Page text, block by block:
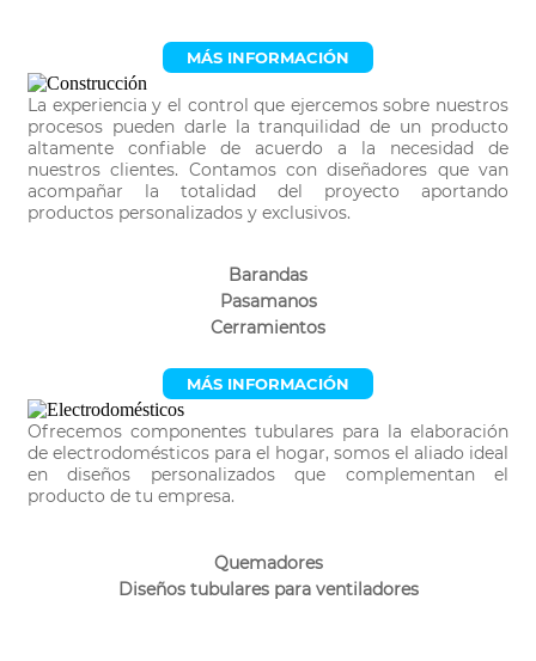
MÁS INFORMACIÓN
La experiencia y el control que ejercemos sobre nuestros
procesos pueden darle la tranquilidad de un producto
altamente confiable de acuerdo a la necesidad de
nuestros clientes. Contamos con diseñadores que van
acompañar la totalidad del proyecto aportando
productos personalizados y exclusivos.
Barandas
Pasamanos
Cerramientos
MÁS INFORMACIÓN
Ofrecemos componentes tubulares para la elaboración
de electrodomésticos para el hogar, somos el aliado ideal
en diseños personalizados que complementan el
producto de tu empresa.
Quemadores
Diseños tubulares para ventiladores